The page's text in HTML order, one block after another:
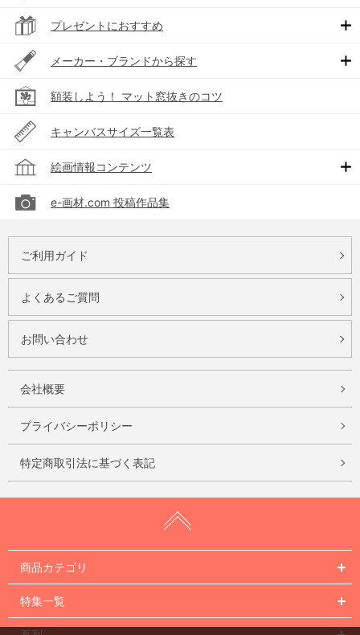
プレゼントにおすすめ
メーカー・ブランドから探す
額装しよう！ マット窓抜きのコツ
キャンバスサイズ一覧表
絵画情報コンテンツ
e-画材.com 投稿作品集
ご利用ガイド
よくあるご質問
お問い合わせ
会社概要
プライバシーポリシー
特定商取引法に基づく表記
商品カテゴリ
特集一覧